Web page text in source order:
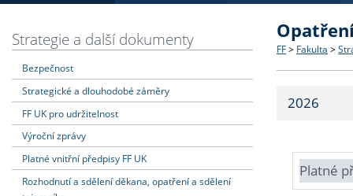
Dozvědět se více
Struktura
Strategie
Fakultní
Podat přihlášku
Co
Učitelské
Dozvědět se více
Dozvědět se více
O vědě a
Dozvědět se více
Aktuální
Strategie a další dokumenty
Bezpečnost
Strategické a dlouhodobé záměry
FF UK pro udržitelnost
Výroční zprávy
Platné vnitřní předpisy FF UK
Rozhodnutí a sdělení děkana, opatření a sdělení
FF > Fakulta >
2026
Platné